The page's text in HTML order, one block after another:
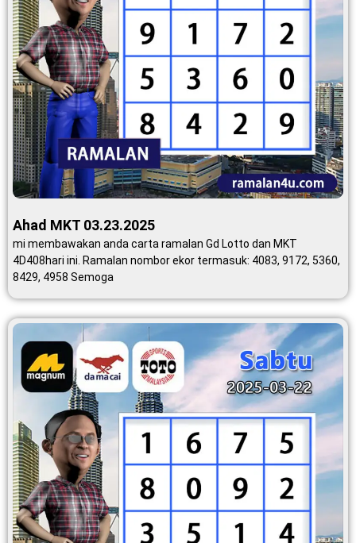
Ahad MKT 03.23.2025
mi membawakan anda carta ramalan Gd Lotto dan MKT
4D408hari ini. Ramalan nombor ekor termasuk: 4083, 9172, 5360,
8429, 4958 Semoga